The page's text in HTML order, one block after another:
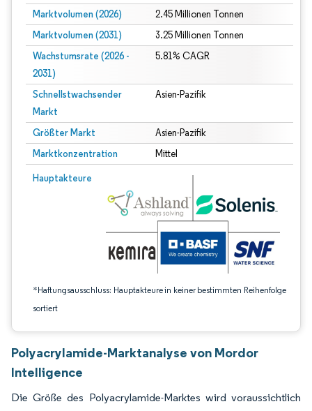
Marktvolumen (2026) 2.45 Millionen Tonnen
Marktvolumen (2031) 3.25 Millionen Tonnen
Wachstumsrate (2026 -
2031)
5.81% CAGR
Schnellstwachsender
Markt
Asien-Pazifik
Größter Markt Asien-Pazifik
Marktkonzentration Mittel
Hauptakteure
*Haftungsausschluss: Hauptakteure in keiner bestimmten Reihenfolge
sortiert
Bild © Mordor Intelligence. Wiederverwendung erfordert Namensnennung
Polyacrylamide-Marktanalyse von Mordor
Intelligence
Die Größe des Polyacrylamide-Marktes wird voraussichtlich